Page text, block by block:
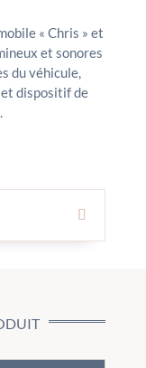
« Chris » et
et sonores
du véhicule,
dispositif de